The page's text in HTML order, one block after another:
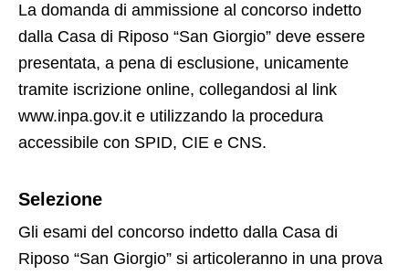
La domanda di ammissione al concorso indetto
dalla Casa di Riposo “San Giorgio” deve essere
presentata, a pena di esclusione, unicamente
tramite iscrizione online, collegandosi al link
www.inpa.gov.it e utilizzando la procedura
accessibile con SPID, CIE e CNS.
Selezione
Gli esami del concorso indetto dalla Casa di
Riposo “San Giorgio” si articoleranno in una prova